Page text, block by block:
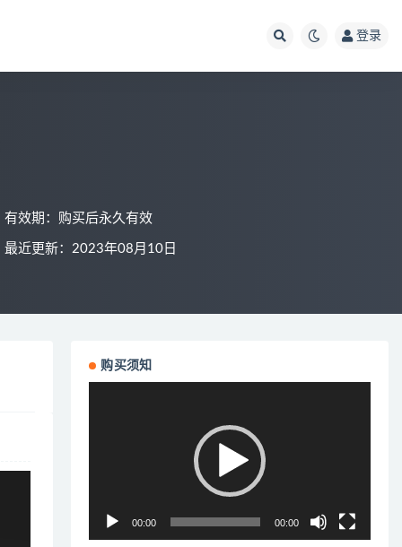
登录
有效期：购买后永久有效
最近更新：2023年08月10日
购买须知
00:00 00:00